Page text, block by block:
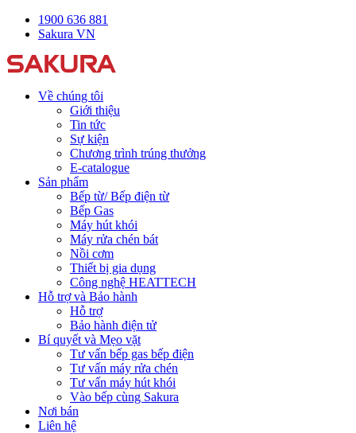
1900 636 881
Sakura VN
Về chúng tôi
Giới thiệu
Tin tức
Sự kiện
Chương trình trúng thưởng
E-catalogue
Sản phẩm
Bếp từ/ Bếp điện từ
Bếp Gas
Máy hút khói
Máy rửa chén bát
Nồi cơm
Thiết bị gia dụng
Công nghệ HEATTECH
Hỗ trợ và Bảo hành
Hỗ trợ
Bảo hành điện tử
Bí quyết và Mẹo vặt
Tư vấn bếp gas bếp điện
Tư vấn máy rửa chén
Tư vấn máy hút khói
Vào bếp cùng Sakura
Nơi bán
Liên hệ